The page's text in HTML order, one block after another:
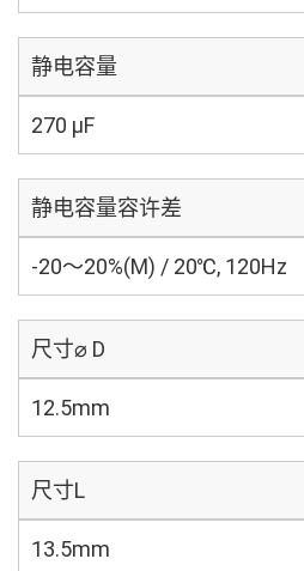
静电容量
270 µF
静电容量容许差
-20～20%(M) / 20℃, 120Hz
尺寸⌀ D
12.5mm
尺寸L
13.5mm